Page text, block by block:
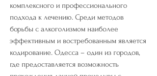
комплексного и профессионального
подхода к лечению. Среди методов
борьбы с алкоголизмом наиболее
эффективным и востребованным является
кодирование. Одесса – один из городов,
где предоставляется возможность